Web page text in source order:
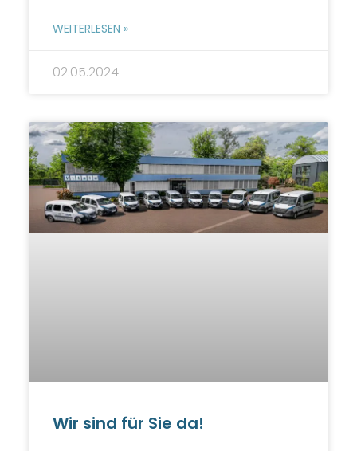
WEITERLESEN »
02.05.2024
Wir sind für Sie da!